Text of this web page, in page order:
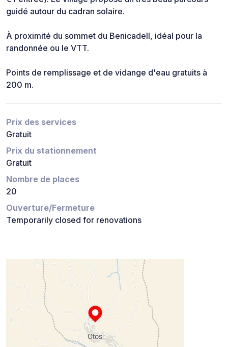
guidé autour du cadran solaire.
À proximité du sommet du Benicadell, idéal pour la
randonnée ou le VTT.
Points de remplissage et de vidange d'eau gratuits à
200 m.
Prix des services
Gratuit
Prix du stationnement
Gratuit
Nombre de places
20
Ouverture/Fermeture
Temporarily closed for renovations